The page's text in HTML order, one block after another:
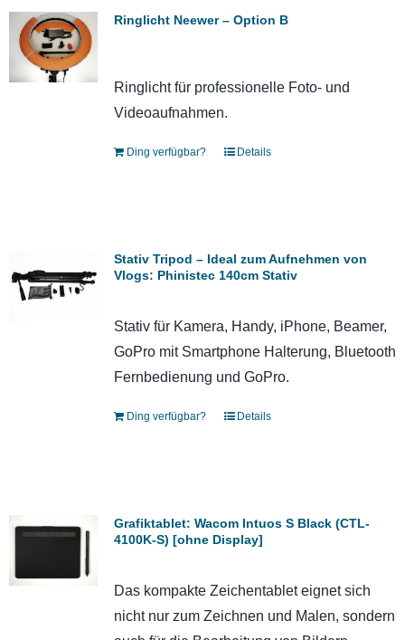
Ringlicht Neewer – Option B
Ringlicht für professionelle Foto- und
Videoaufnahmen.
Ding verfügbar? Details
Stativ Tripod – Ideal zum Aufnehmen von
Vlogs: Phinistec 140cm Stativ
Stativ für Kamera, Handy, iPhone, Beamer,
GoPro mit Smartphone Halterung, Bluetooth
Fernbedienung und GoPro.
Ding verfügbar? Details
Grafiktablet: Wacom Intuos S Black (CTL-
4100K-S) [ohne Display]
Das kompakte Zeichentablet eignet sich
nicht nur zum Zeichnen und Malen, sondern